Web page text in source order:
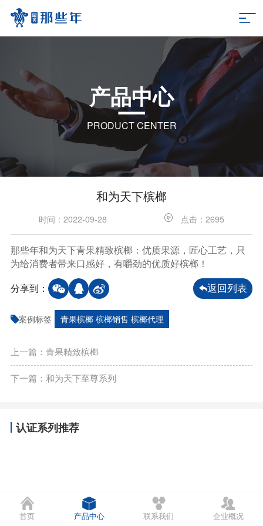
产品中心
PRODUCT CENTER
和为天下槟榔
时间：2022-09-28 点击：2695
那些年和为天下青果精致槟榔：优质果源，匠心工艺，只
为给消费者带来口感好，有嚼劲的优质好槟榔！
分享到： 返回列表
案例标签 青果槟榔 槟榔销售 槟榔代理
上一篇：青果精致槟榔
下一篇：和为天下至尊系列
认证系列推荐
首页 产品中心 联系我们 企业概况